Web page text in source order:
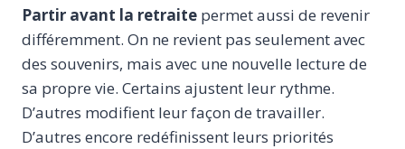
Partir avant la retraite permet aussi de revenir
différemment. On ne revient pas seulement avec
des souvenirs, mais avec une nouvelle lecture de
sa propre vie. Certains ajustent leur rythme.
D’autres modifient leur façon de travailler.
D’autres encore redéfinissent leurs priorités